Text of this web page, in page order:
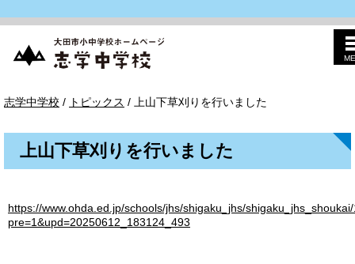
学
学
現
の
置：
志学中学校 / トピックス / 上山下草刈りを行いました
上山下草刈りを行いました
https://www.ohda.ed.jp/schools/jhs/shigaku_jhs/
pre=1&upd=20250612_183124_493